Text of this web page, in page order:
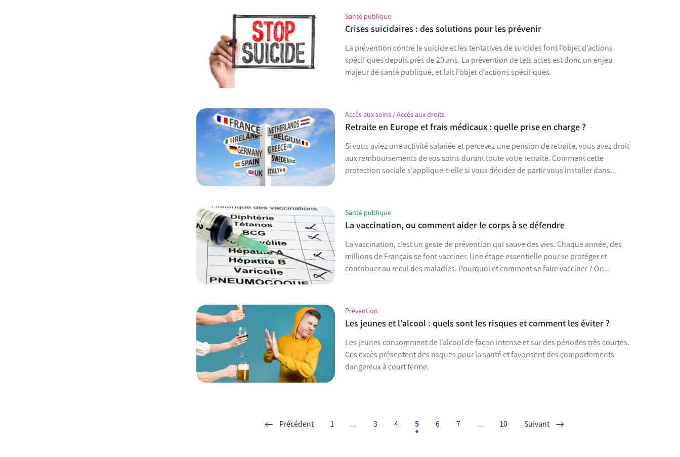
Santé publique
Crises suicidaires : des solutions pour les prévenir
La prévention contre le suicide et les tentatives de suicides font l’objet d’actions
spécifiques depuis près de 20 ans. La prévention de tels actes est donc un enjeu
majeur de santé publique, et fait l’objet d’actions spécifiques.
Accès aux soins / Accès aux droits
Retraite en Europe et frais médicaux : quelle prise en charge ?
Si vous aviez une activité salariée et percevez une pension de retraite, vous avez droit
aux remboursements de vos soins durant toute votre retraite. Comment cette
protection sociale s'applique-t-elle si vous décidez de partir vous installer dans...
Santé publique
La vaccination, ou comment aider le corps à se défendre
La vaccination, c’est un geste de prévention qui sauve des vies. Chaque année, des
millions de Français se font vacciner. Une étape essentielle pour se protéger et
contribuer au recul des maladies. Pourquoi et comment se faire vacciner ? On...
Prévention
Les jeunes et l’alcool : quels sont les risques et comment les éviter ?
Les jeunes consomment de l’alcool de façon intense et sur des périodes très courtes.
Ces excès présentent des risques pour la santé et favorisent des comportements
dangereux à court terme.
Précédent 1 ... 3 4 5 6 7 ... 10 Suivant